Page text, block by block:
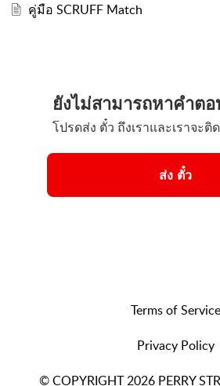
คู่มือ SCRUFF Match
ยังไม่สามารถหาคำต
โปรดส่ง ตั๋ว ถึงเราและเราจะติ
ส่ง ตั๋ว
Terms of Service
Privacy Policy
© COPYRIGHT 2026 PERRY